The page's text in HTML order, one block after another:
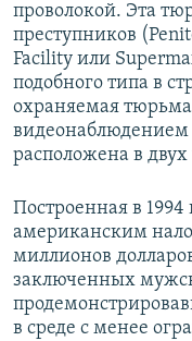
проволокой. Эта
преступников
Facility или
подобного типа в
охраняемая
расположена в
Построенная в
американским
миллионов
заключенных
в среде с менее